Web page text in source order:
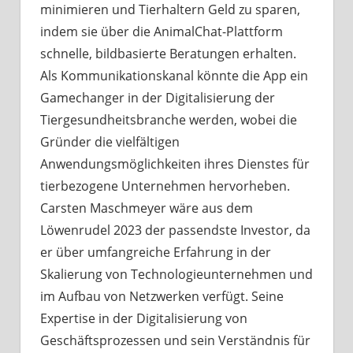
minimieren und Tierhaltern Geld zu sparen,
indem sie über die AnimalChat-Plattform
schnelle, bildbasierte Beratungen erhalten.
Als Kommunikationskanal könnte die App ein
Gamechanger in der Digitalisierung der
Tiergesundheitsbranche werden, wobei die
Gründer die vielfältigen
Anwendungsmöglichkeiten ihres Dienstes für
tierbezogene Unternehmen hervorheben.
Carsten Maschmeyer wäre aus dem
Löwenrudel 2023 der passendste Investor, da
er über umfangreiche Erfahrung in der
Skalierung von Technologieunternehmen und
im Aufbau von Netzwerken verfügt. Seine
Expertise in der Digitalisierung von
Geschäftsprozessen und sein Verständnis für